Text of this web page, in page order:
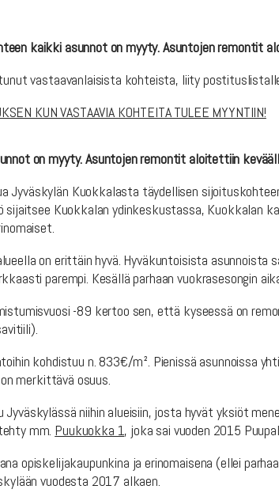
kaikki asunnot on myyty. Asuntojen
vastaavanlaisista kohteista, liity
KUN VASTAAVIA KOHTEITA TULEE MYYNTIIN!
on myyty. Asuntojen remontit aloitettiin
Jyväskylän Kuokkalasta täydellisen
sijaitsee Kuokkalan ydinkeskustassa, Kuokkalan
on erittäin hyvä. Hyväkuntoisista
parempi. Kesällä parhaan vuokrasesongin
-89 kertoo sen, että kyseessä on
kohdistuu n. 833€/m². Pienissä asunnoissa
merkittävä osuus.
Jyväskylässä niihin alueisiin, josta hyvät yksiöt
mm. Puukuokka 1, joka sai vuoden 2015
opiskelijakaupunkina ja erinomaisena (ellei
vuodesta 2017 alkaen.